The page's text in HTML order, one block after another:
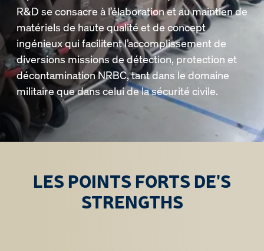
R&D se consacre à l’élaboration et au maintien de
matériels de haute qualité et de concept
ingénieux qui facilitent l’accomplissement de
diversions missions de détection, protection et
décontamination NRBC, tant dans le domaine
militaire que dans celui de la sécurité civile.
LES POINTS FORTS DE'S
STRENGTHS